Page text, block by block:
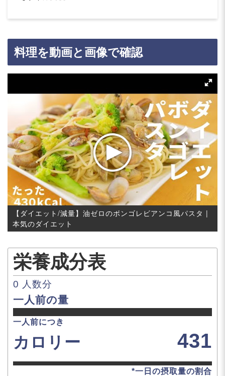
料理を動画と画像で確認
【ダイエット/減量】油ゼロのボンゴレビアンコ風パスタ |
本気のダイエット
栄養成分表
0 人数分
一人前の量
一人前につき
カロリー 431
*一日の摂取量の割合